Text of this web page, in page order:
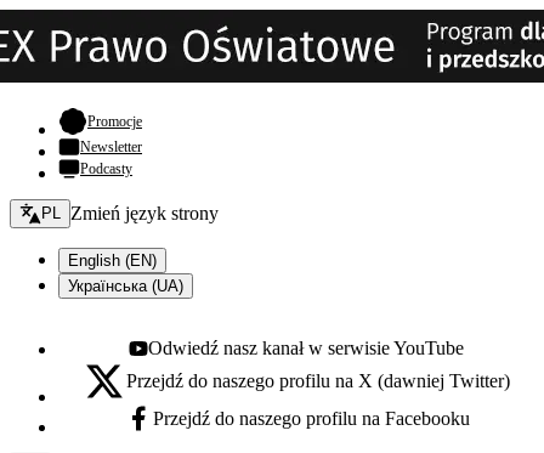
Promocje- otwiera się w nowej karcie
Newsletter
Podcasty
Zmień język - bieżący:
PL Zmień język strony
English (EN)
Українська (UA)
Youtube - otwiera się w nowej karcie
Odwiedź nasz kanał w serwisie YouTube
X - otwiera się w nowej karcie
Przejdź do naszego profilu na X (dawniej Twitter)
Facebook - otwiera się w nowej karcie
Przejdź do naszego profilu na Facebooku